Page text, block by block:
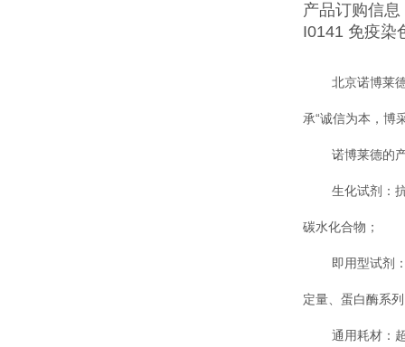
产品订购信息
I0141 免疫染
北京诺博莱
承“诚信为本，博
诺博莱德的
生化试剂：
碳水化合物；
即用型试剂
定量、蛋白酶系
通用耗材：